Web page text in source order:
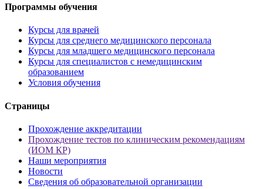
Программы обучения
Курсы для врачей
Курсы для среднего медицинского персонала
Курсы для младшего медицинского персонала
Курсы для специалистов с немедицинским
образованием
Условия обучения
Страницы
Прохождение аккредитации
Прохождение тестов по клиническим рекомендациям
(ИОМ КР)
Наши мероприятия
Новости
Сведения об образовательной организации